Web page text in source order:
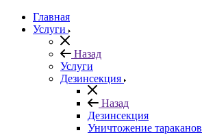
Главная
Услуги
Назад
Услуги
Дезинсекция
Назад
Дезинсекция
Уничтожение тараканов